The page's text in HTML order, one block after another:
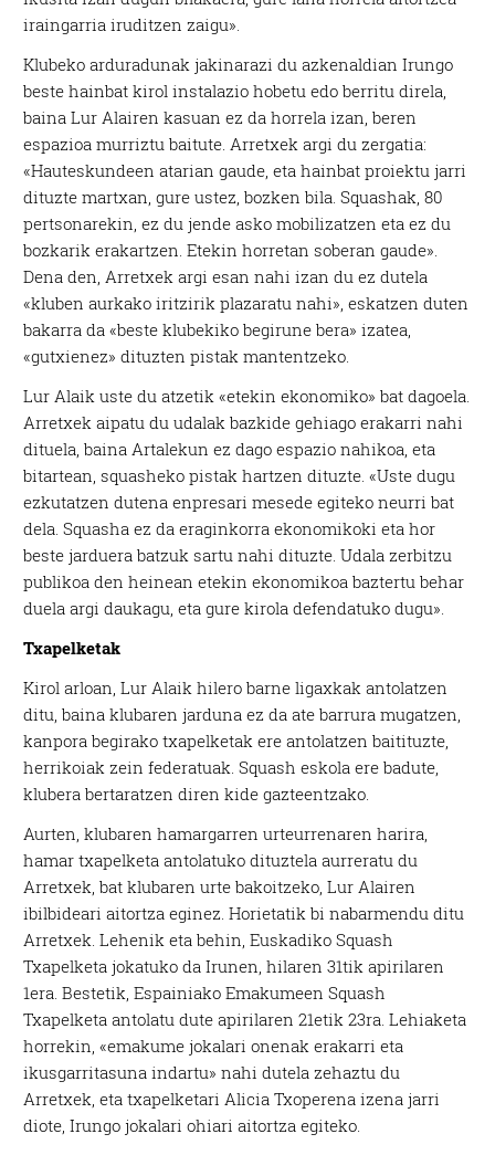
iraingarria iruditzen zaigu».
Klubeko arduradunak jakinarazi du azkenaldian Irungo
beste hainbat kirol instalazio hobetu edo berritu direla,
baina Lur Alairen kasuan ez da horrela izan, beren
espazioa murriztu baitute. Arretxek argi du zergatia:
«Hauteskundeen atarian gaude, eta hainbat proiektu jarri
dituzte martxan, gure ustez, bozken bila. Squashak, 80
pertsonarekin, ez du jende asko mobilizatzen eta ez du
bozkarik erakartzen. Etekin horretan soberan gaude».
Dena den, Arretxek argi esan nahi izan du ez dutela
«kluben aurkako iritzirik plazaratu nahi», eskatzen duten
bakarra da «beste klubekiko begirune bera» izatea,
«gutxienez» dituzten pistak mantentzeko.
Lur Alaik uste du atzetik «etekin ekonomiko» bat dagoela.
Arretxek aipatu du udalak bazkide gehiago erakarri nahi
dituela, baina Artalekun ez dago espazio nahikoa, eta
bitartean, squasheko pistak hartzen dituzte. «Uste dugu
ezkutatzen dutena enpresari mesede egiteko neurri bat
dela. Squasha ez da eraginkorra ekonomikoki eta hor
beste jarduera batzuk sartu nahi dituzte. Udala zerbitzu
publikoa den heinean etekin ekonomikoa baztertu behar
duela argi daukagu, eta gure kirola defendatuko dugu».
Txapelketak
Kirol arloan, Lur Alaik hilero barne ligaxkak antolatzen
ditu, baina klubaren jarduna ez da ate barrura mugatzen,
kanpora begirako txapelketak ere antolatzen baitituzte,
herrikoiak zein federatuak. Squash eskola ere badute,
klubera bertaratzen diren kide gazteentzako.
Aurten, klubaren hamargarren urteurrenaren harira,
hamar txapelketa antolatuko dituztela aurreratu du
Arretxek, bat klubaren urte bakoitzeko, Lur Alairen
ibilbideari aitortza eginez. Horietatik bi nabarmendu ditu
Arretxek. Lehenik eta behin, Euskadiko Squash
Txapelketa jokatuko da Irunen, hilaren 31tik apirilaren
1era. Bestetik, Espainiako Emakumeen Squash
Txapelketa antolatu dute apirilaren 21etik 23ra. Lehiaketa
horrekin, «emakume jokalari onenak erakarri eta
ikusgarritasuna indartu» nahi dutela zehaztu du
Arretxek, eta txapelketari Alicia Txoperena izena jarri
diote, Irungo jokalari ohiari aitortza egiteko.